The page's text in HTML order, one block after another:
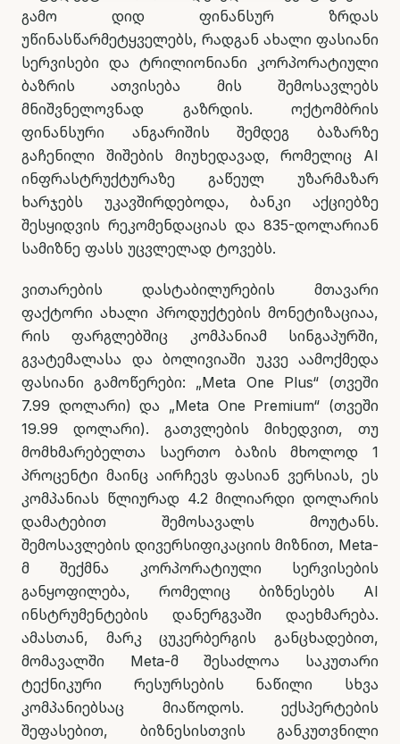
გამო დიდ ფინანსურ ზრდას
უწინასწარმეტყველებს, რადგან ახალი ფასიანი
სერვისები და ტრილიონიანი კორპორატიული
ბაზრის ათვისება მის შემოსავლებს
მნიშვნელოვნად გაზრდის. ოქტომბრის
ფინანსური ანგარიშის შემდეგ ბაზარზე
გაჩენილი შიშების მიუხედავად, რომელიც AI
ინფრასტრუქტურაზე გაწეულ უზარმაზარ
ხარჯებს უკავშირდებოდა, ბანკი აქციებზე
შესყიდვის რეკომენდაციას და 835-დოლარიან
სამიზნე ფასს უცვლელად ტოვებს.
ვითარების დასტაბილურების მთავარი
ფაქტორი ახალი პროდუქტების მონეტიზაციაა,
რის ფარგლებშიც კომპანიამ სინგაპურში,
გვატემალასა და ბოლივიაში უკვე აამოქმედა
ფასიანი გამოწერები: „Meta One Plus“ (თვეში
7.99 დოლარი) და „Meta One Premium“ (თვეში
19.99 დოლარი). გათვლების მიხედვით, თუ
მომხმარებელთა საერთო ბაზის მხოლოდ 1
პროცენტი მაინც აირჩევს ფასიან ვერსიას, ეს
კომპანიას წლიურად 4.2 მილიარდი დოლარის
დამატებით შემოსავალს მოუტანს.
შემოსავლების დივერსიფიკაციის მიზნით, Meta-
მ შექმნა კორპორატიული სერვისების
განყოფილება, რომელიც ბიზნესებს AI
ინსტრუმენტების დანერგვაში დაეხმარება.
ამასთან, მარკ ცუკერბერგის განცხადებით,
მომავალში Meta-მ შესაძლოა საკუთარი
ტექნიკური რესურსების ნაწილი სხვა
კომპანიებსაც მიაწოდოს. ექსპერტების
შეფასებით, ბიზნესისთვის განკუთვნილი